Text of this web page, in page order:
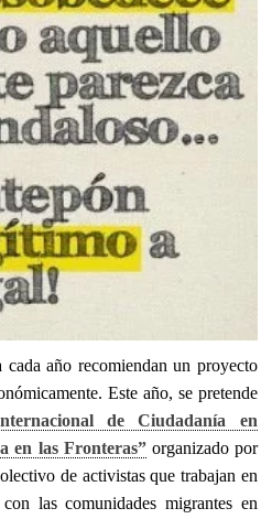
cada año recomiendan un proyecto
Este año, se pretende
de Ciudadanía en
en las Fronteras”organizado por
de activistas que trabajan en
las comunidades migrantes en